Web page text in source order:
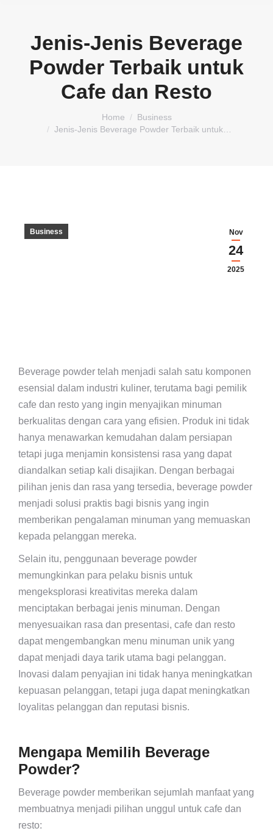
Jenis-Jenis Beverage
Powder Terbaik untuk
Cafe dan Resto
Home
Business
Jenis-Jenis Beverage Powder Terbaik untuk…
Nov
24
2025
Business
Beverage powder telah menjadi salah satu komponen
esensial dalam industri kuliner, terutama bagi pemilik
cafe dan resto yang ingin menyajikan minuman
berkualitas dengan cara yang efisien. Produk ini tidak
hanya menawarkan kemudahan dalam persiapan
tetapi juga menjamin konsistensi rasa yang dapat
diandalkan setiap kali disajikan. Dengan berbagai
pilihan jenis dan rasa yang tersedia, beverage powder
menjadi solusi praktis bagi bisnis yang ingin
memberikan pengalaman minuman yang memuaskan
kepada pelanggan mereka.
Selain itu, penggunaan beverage powder
memungkinkan para pelaku bisnis untuk
mengeksplorasi kreativitas mereka dalam
menciptakan berbagai jenis minuman. Dengan
menyesuaikan rasa dan presentasi, cafe dan resto
dapat mengembangkan menu minuman unik yang
dapat menjadi daya tarik utama bagi pelanggan.
Inovasi dalam penyajian ini tidak hanya meningkatkan
kepuasan pelanggan, tetapi juga dapat meningkatkan
loyalitas pelanggan dan reputasi bisnis.
Mengapa Memilih Beverage
Powder?
Beverage powder memberikan sejumlah manfaat yang
membuatnya menjadi pilihan unggul untuk cafe dan
resto: